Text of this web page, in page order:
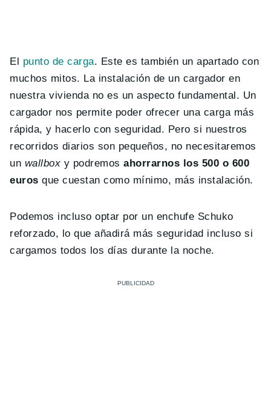
El punto de carga. Este es también un apartado con
muchos mitos. La instalación de un cargador en
nuestra vivienda no es un aspecto fundamental. Un
cargador nos permite poder ofrecer una carga más
rápida, y hacerlo con seguridad. Pero si nuestros
recorridos diarios son pequeños, no necesitaremos
un wallbox y podremosahorrarnos los 500 o 600
euros que cuestan como mínimo, más instalación.
Podemos incluso optar por un enchufe Schuko
reforzado, lo que añadirá más seguridad incluso si
cargamos todos los días durante la noche.